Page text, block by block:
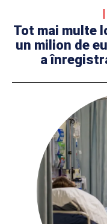
Tot mai multe
un milion de
a